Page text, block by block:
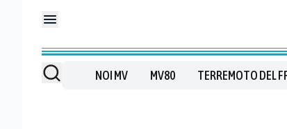
NOI MV MV80 TERREMOTO DEL